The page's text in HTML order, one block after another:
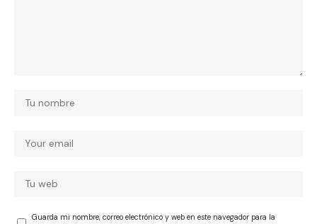
Guarda mi nombre, correo electrónico y web en este navegador para la